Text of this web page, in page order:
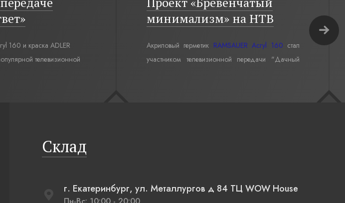
160 и краска ADLER
телевизионной
минимализм» на НТВ
Акриловый герметик RAMSAUER Acryl 160 стал
участником телевизионной передачи "Дачный
Склад
г. Екатеринбург, ул. Металлургов д 84 ТЦ WOW House